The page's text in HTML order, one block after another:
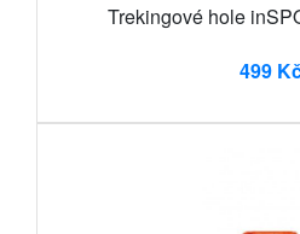
Trekingové hole
499